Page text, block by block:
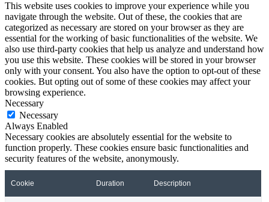
This website uses cookies to improve your experience while you
navigate through the website. Out of these, the cookies that are
categorized as necessary are stored on your browser as they are
essential for the working of basic functionalities of the website. We
also use third-party cookies that help us analyze and understand how
you use this website. These cookies will be stored in your browser
only with your consent. You also have the option to opt-out of these
cookies. But opting out of some of these cookies may affect your
browsing experience.
Necessary
Necessary
Always Enabled
Necessary cookies are absolutely essential for the website to
function properly. These cookies ensure basic functionalities and
security features of the website, anonymously.
Cookie Duration Description